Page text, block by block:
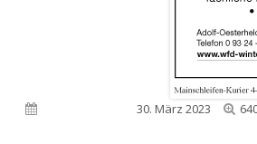
Veröffentlicht am30. März 2023